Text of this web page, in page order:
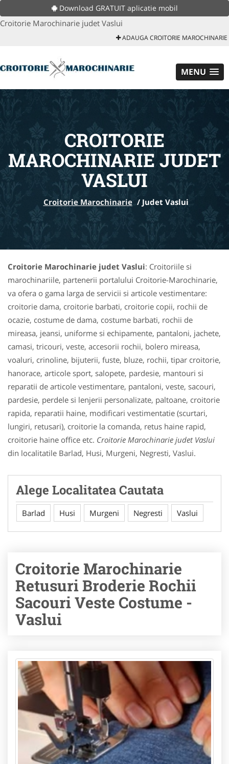
Download GRATUIT aplicatie mobil
Croitorie Marochinarie judet Vaslui
ADAUGA CROITORIE MAROCHINARIE
MENU
CROITORIE
MAROCHINARIE JUDET
VASLUI
Croitorie Marochinarie / Judet Vaslui
Croitorie Marochinarie judet Vaslui: Croitoriile si
marochinariile, partenerii portalului Croitorie-Marochinarie,
va ofera o gama larga de servicii si articole vestimentare:
croitorie dama, croitorie barbati, croitorie copii, rochii de
ocazie, costume de dama, costume barbati, rochii de
mireasa, jeansi, uniforme si echipamente, pantaloni, jachete,
camasi, tricouri, veste, accesorii rochii, bolero mireasa,
voaluri, crinoline, bijuterii, fuste, bluze, rochii, tipar croitorie,
hanorace, articole sport, salopete, pardesie, mantouri si
reparatii de articole vestimentare, pantaloni, veste, sacouri,
pardesie, perdele si lenjerii personalizate, paltoane, croitorie
rapida, reparatii haine, modificari vestimentatie (scurtari,
lungiri, retusari), croitorie la comanda, retus haine rapid,
croitorie haine office etc. Croitorie Marochinarie judet Vaslui
din localitatile Barlad, Husi, Murgeni, Negresti, Vaslui.
Alege Localitatea Cautata
Barlad Husi Murgeni Negresti Vaslui
Croitorie Marochinarie
Retusuri Broderie Rochii
Sacouri Veste Costume -
Vaslui